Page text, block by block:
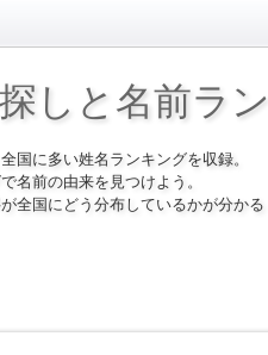
しと名前ラ
国に多い姓名ランキングを収録。
名前の由来を見つけよう。
全国にどう分布しているかが分かる